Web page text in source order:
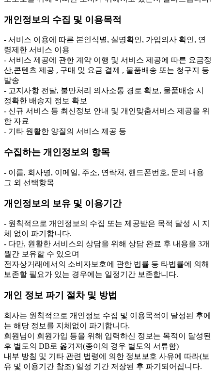
개인정보의 수집 및 이용목적
- 서비스 이용에 따른 본인식별, 실명확인, 가입의사 확인, 연
령제한 서비스 이용
- 서비스 제공에 관한 계약 이행 및 서비스 제공에 따른 요금정
산,콘텐츠 제공 , 구매 및 요금 결제 , 물품배송 또는 청구지 등
발송
- 고지사항 전달, 불만처리 의사소통 경로 확보, 물품배송 시
정확한 배송지 정보 확보
- 신규 서비스 등 최신정보 안내 및 개인맞춤서비스 제공을 위
한 자료
- 기타 원활한 양질의 서비스 제공 등
수집하는 개인정보의 항목
- 이름, 회사명, 이메일, 주소, 연락처, 핸드폰번호, 문의 내용
그 외 선택항목
개인정보의 보유 및 이용기간
- 원칙적으로 개인정보의 수집 또는 제공받은 목적 달성 시 지
체 없이 파기합니다.
- 다만, 원활한 서비스의 상담을 위해 상담 완료 후 내용을 3개
월간 보유할 수 있으며
전자상거래에서의 소비자보호에 관한 법률 등 타법률에 의해
보존할 필요가 있는 경우에는 일정기간 보존합니다.
개인 정보 파기 절차 및 방법
회사는 원칙적으로 개인정보 수집 및 이용목적이 달성된 후에
는 해당 정보를 지체없이 파기합니다.
회원님이 회원가입 등을 위해 입력하신 정보는 목적이 달성된
후 별도의 DB로 옮겨져(종이의 경우 별도의 서류함)
내부 방침 및 기타 관련 법령에 의한 정보보호 사유에 따라(보
유 및 이용기간 참조) 일정 기간 저장된 후 파기되어집니다.